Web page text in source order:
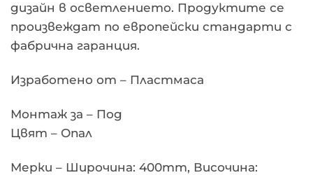
дизайн в осветлението. Продуктите се
произвеждат по европейски стандарти с
фабрична гаранция.
Изработено от – Пластмаса
Монтаж за – Под
Цвят – Опал
Мерки – Широчина: 400mm, Височина: